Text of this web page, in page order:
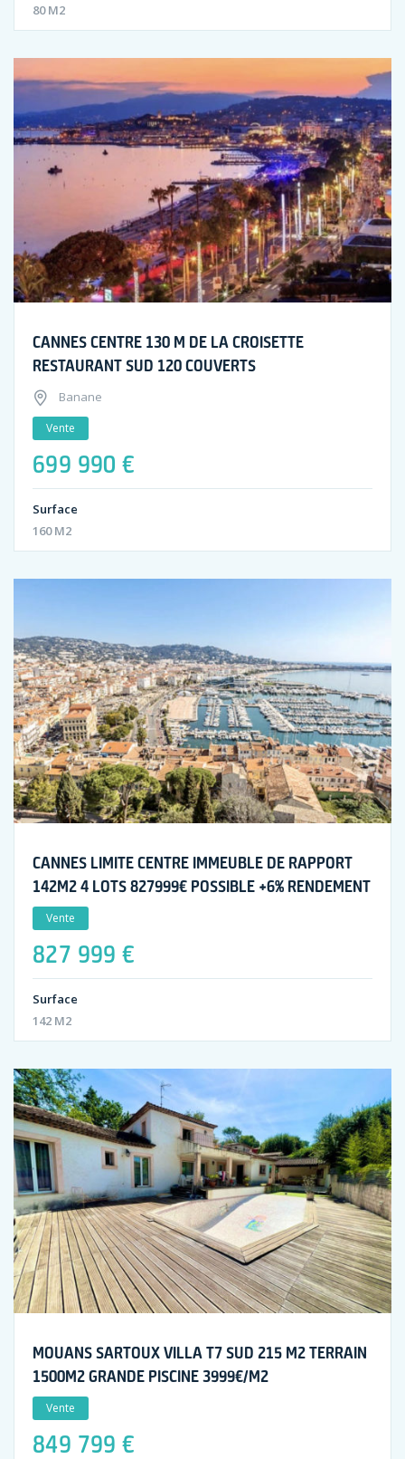
80 M2
CANNES CENTRE 130 M DE LA CROISETTE
RESTAURANT SUD 120 COUVERTS
Banane
Vente
699 990 €
Surface
160 M2
CANNES LIMITE CENTRE IMMEUBLE DE RAPPORT
142M2 4 LOTS 827999€ POSSIBLE +6% RENDEMENT
Vente
827 999 €
Surface
142 M2
MOUANS SARTOUX VILLA T7 SUD 215 M2 TERRAIN
1500M2 GRANDE PISCINE 3999€/M2
Vente
849 799 €